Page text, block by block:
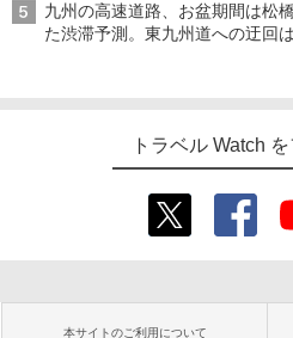
九州の高速道路、お盆期間は松
た渋滞予測。東九州道への迂回
トラベル Watch
本サイトのご利用について